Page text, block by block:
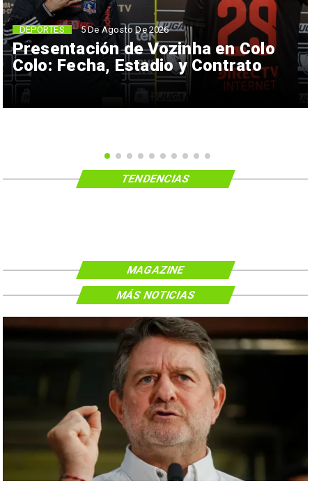
Presentación de Vozinha en Colo
Colo: Fecha, Estadio y Contrato
DEPORTES 5 De Agosto De 2026
TENDENCIAS
MAGAZINE
MÁS NOTICIAS